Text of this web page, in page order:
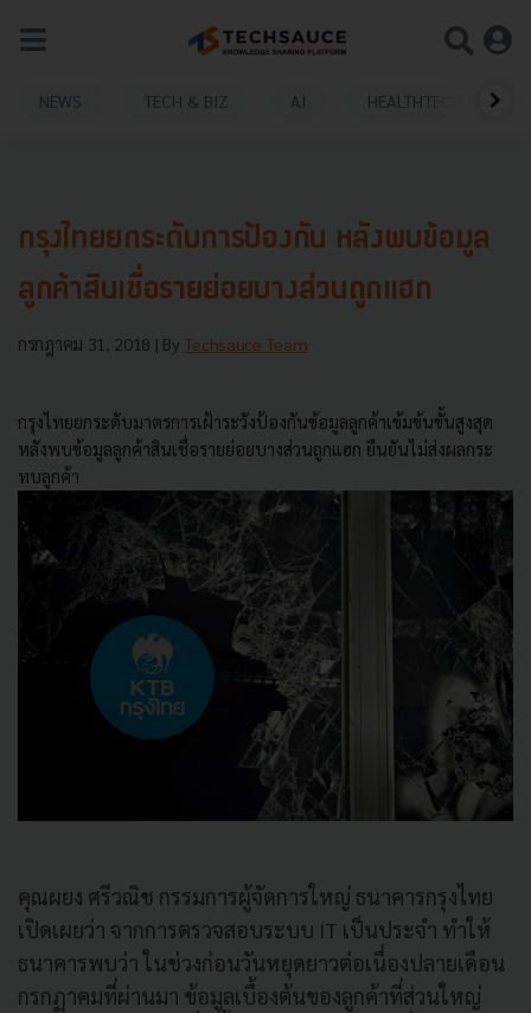
NEWS TECH & BIZ AI HEALTHTECH
กรุงไทยยกระดับการป้องกัน หลังพบข้อมูล
ลูกค้าสินเชื่อรายย่อยบางส่วนถูกแฮก
กรกฎาคม 31, 2018 | By Techsauce Team
กรุงไทยยกระดับมาตรการเฝ้าระวังป้องกันข้อมูลลูกค้าเข้มข้นขั้นสูงสุด
หลังพบข้อมูลลูกค้าสินเชื่อรายย่อยบางส่วนถูกแฮก ยืนยันไม่ส่งผลกระ
ทบลูกค้า
คุณผยง ศรีวณิช กรรมการผู้จัดการใหญ่ ธนาคารกรุงไทย
เปิดเผยว่า จากการตรวจสอบระบบ IT เป็นประจำ ทำให้
ธนาคารพบว่า ในช่วงก่อนวันหยุดยาวต่อเนื่องปลายเดือน
กรกฏาคมที่ผ่านมา ข้อมูลเบื้องต้นของลูกค้าที่ส่วนใหญ่